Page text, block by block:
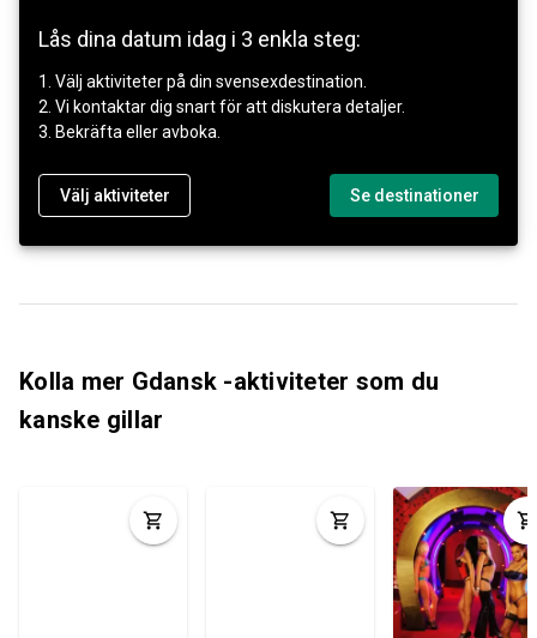
Lås dina datum idag i 3 enkla steg:
1. Välj aktiviteter på din svensexdestination.
2. Vi kontaktar dig snart för att diskutera detaljer.
3. Bekräfta eller avboka.
Välj aktiviteter Se destinationer
Kolla mer Gdansk -aktiviteter som du
kanske gillar